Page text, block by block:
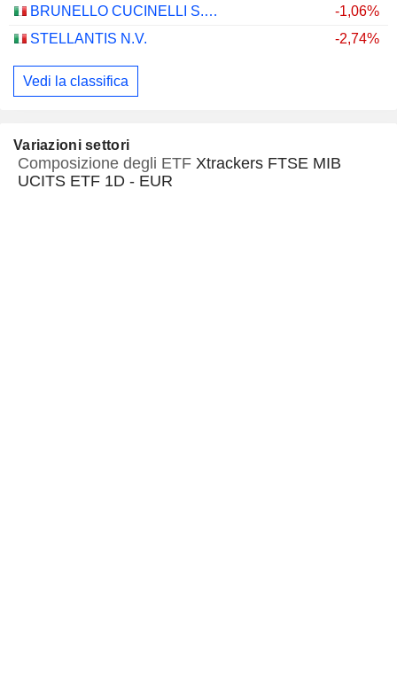
BRUNELLO CUCINELLI S.P.A.
-1,06%
STELLANTIS N.V.
-2,74%
Vedi la classifica
Variazioni settori
Composizione degli ETF Xtrackers FTSE MIB
UCITS ETF 1D - EUR